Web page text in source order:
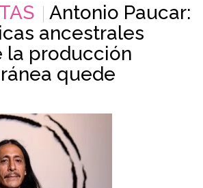
Antonio Paucar:
ancestrales
la producción
quede